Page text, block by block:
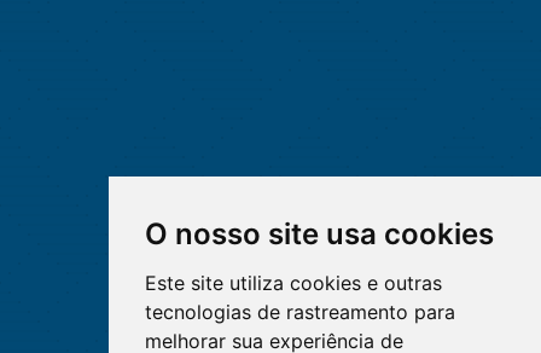
O nosso site usa cookies
Este site utiliza cookies e outras
tecnologias de rastreamento para
melhorar sua experiência de